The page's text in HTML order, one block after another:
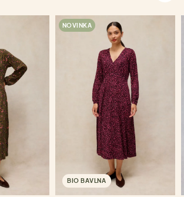
NOVINKA
BIO BAVLNA